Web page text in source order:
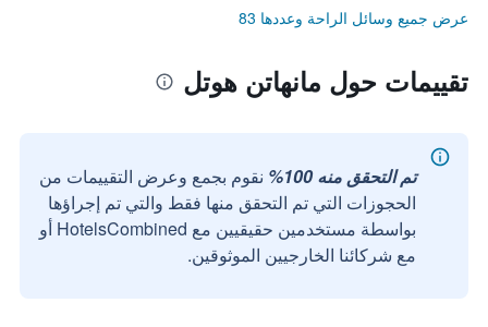
عرض جميع وسائل الراحة وعددها 83
تقييمات حول مانهاتن هوتل
تم التحقق منه 100%
نقوم بجمع وعرض التقييمات من
الحجوزات التي تم التحقق منها فقط والتي تم إجراؤها
بواسطة مستخدمين حقيقيين مع HotelsCombined أو
مع شركائنا الخارجيين الموثوقين.